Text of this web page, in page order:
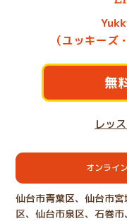
（ユッキーズ
無
レッ
オンライ
仙台市青葉区、仙台市
区、仙台市泉区、石巻